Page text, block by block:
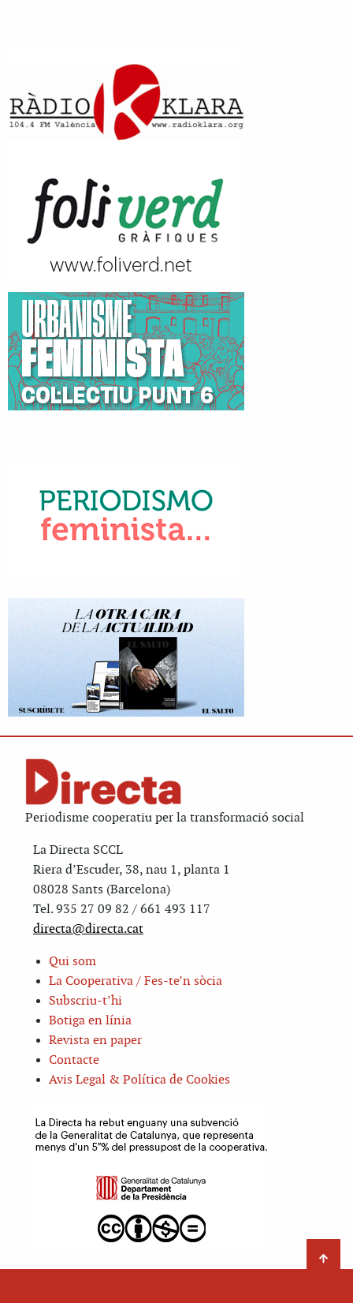
Periodisme cooperatiu per la transformació social
La Directa SCCL
Riera d’Escuder, 38, nau 1, planta 1
08028 Sants (Barcelona)
Tel. 935 27 09 82 / 661 493 117
directa@directa.cat
Qui som
La Cooperativa / Fes-te’n sòcia
Subscriu-t’hi
Botiga en línia
Revista en paper
Contacte
Avis Legal & Política de Cookies